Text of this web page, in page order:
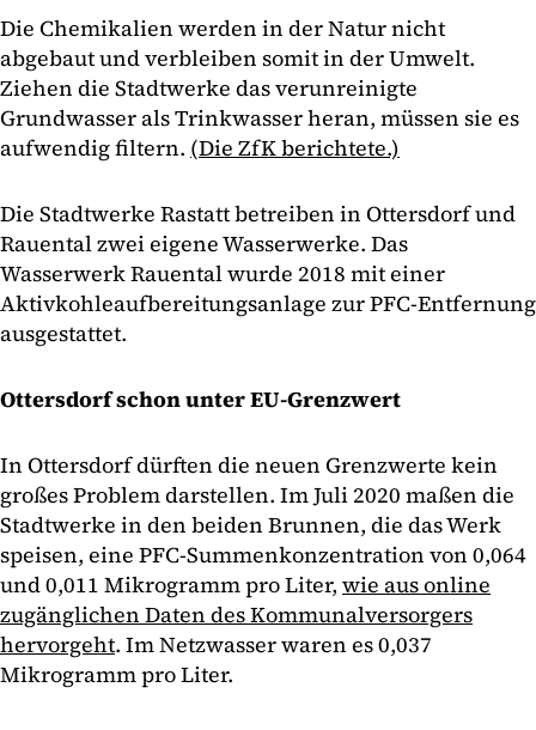
Die Chemikalien werden in der Natur nicht
abgebaut und verbleiben somit in der Umwelt.
Ziehen die Stadtwerke das verunreinigte
Grundwasser als Trinkwasser heran, müssen sie es
aufwendig filtern. (Die ZfK berichtete.)
Die Stadtwerke Rastatt betreiben in Ottersdorf und
Rauental zwei eigene Wasserwerke. Das
Wasserwerk Rauental wurde 2018 mit einer
Aktivkohleaufbereitungsanlage zur PFC-Entfernung
ausgestattet.
Ottersdorf schon unter EU-Grenzwert
In Ottersdorf dürften die neuen Grenzwerte kein
großes Problem darstellen. Im Juli 2020 maßen die
Stadtwerke in den beiden Brunnen, die das Werk
speisen, eine PFC-Summenkonzentration von 0,064
und 0,011 Mikrogramm pro Liter, wie aus online
zugänglichen Daten des Kommunalversorgers
hervorgeht. Im Netzwasser waren es 0,037
Mikrogramm pro Liter.